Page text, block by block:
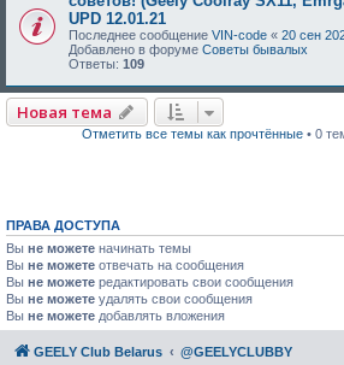
UPD 12.01.21
Последнее сообщение VIN-code « 20 сен
Добавлено в форуме Советы бывалых
Ответы: 109
Новая тема
Отметить все темы как прочтённые• 0
ПРАВА ДОСТУПА
Вы не можете начинать темы
Вы не можете отвечать на сообщения
Вы не можете редактировать свои сообщения
Вы не можете удалять свои сообщения
Вы не можете добавлять вложения
GEELY Club Belarus @GEELYCLUBBY